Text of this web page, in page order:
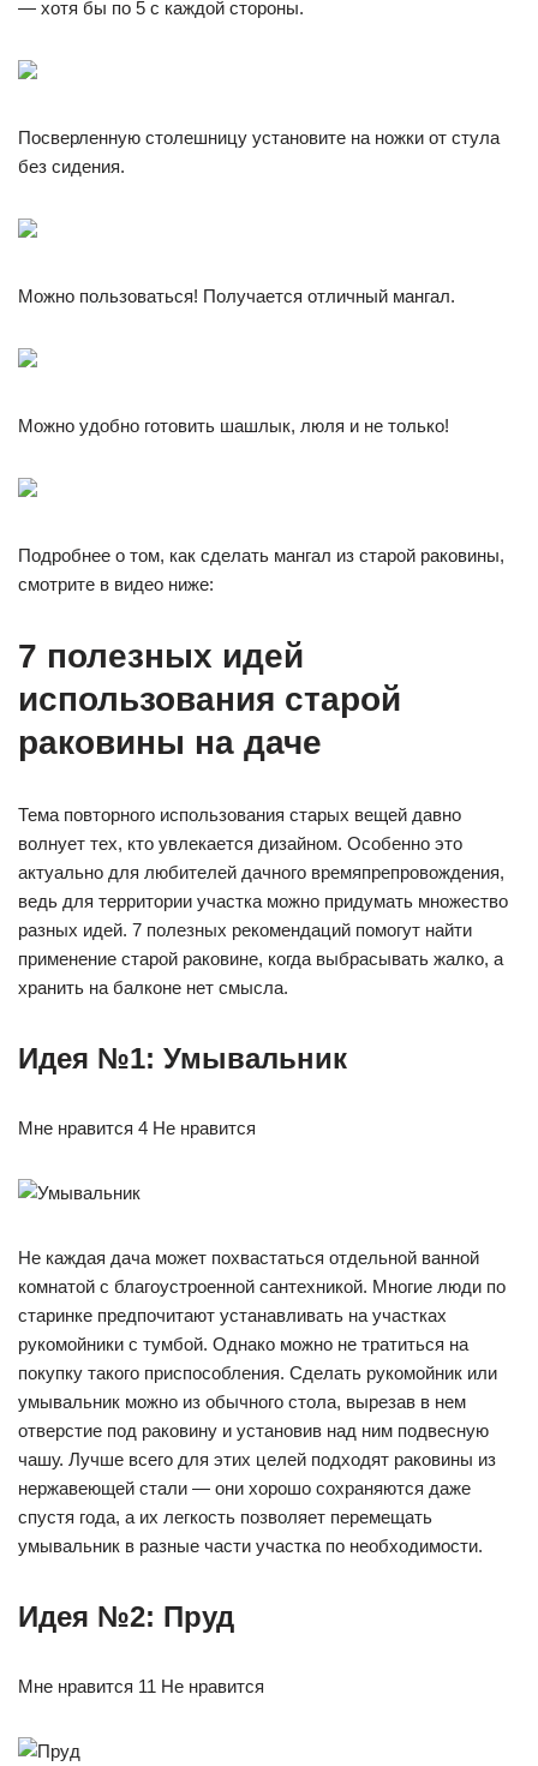
— хотя бы по 5 с каждой стороны.
Посверленную столешницу установите на ножки от стула
без сидения.
Можно пользоваться! Получается отличный мангал.
Можно удобно готовить шашлык, люля и не только!
Подробнее о том, как сделать мангал из старой раковины,
смотрите в видео ниже:
7 полезных идей
использования старой
раковины на даче
Тема повторного использования старых вещей давно
волнует тех, кто увлекается дизайном. Особенно это
актуально для любителей дачного времяпрепровождения,
ведь для территории участка можно придумать множество
разных идей. 7 полезных рекомендаций помогут найти
применение старой раковине, когда выбрасывать жалко, а
хранить на балконе нет смысла.
Идея №1: Умывальник
Мне нравится 4 Не нравится
Не каждая дача может похвастаться отдельной ванной
комнатой с благоустроенной сантехникой. Многие люди по
старинке предпочитают устанавливать на участках
рукомойники с тумбой. Однако можно не тратиться на
покупку такого приспособления. Сделать рукомойник или
умывальник можно из обычного стола, вырезав в нем
отверстие под раковину и установив над ним подвесную
чашу. Лучше всего для этих целей подходят раковины из
нержавеющей стали — они хорошо сохраняются даже
спустя года, а их легкость позволяет перемещать
умывальник в разные части участка по необходимости.
Идея №2: Пруд
Мне нравится 11 Не нравится